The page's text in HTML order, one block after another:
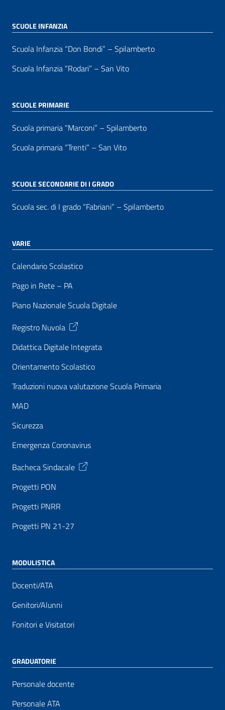
SCUOLE INFANZIA
Scuola Infanzia “Don Bondi” – Spilamberto
Scuola Infanzia “Rodari” – San Vito
SCUOLE PRIMARIE
Scuola primaria “Marconi” – Spilamberto
Scuola primaria “Trenti” – San Vito
SCUOLE SECONDARIE DI I GRADO
Scuola sec. di I grado “Fabriani” – Spilamberto
VARIE
Calendario Scolastico
Pago in Rete – PA
Piano Nazionale Scuola Digitale
Registro Nuvola
Didattica Digitale Integrata
Orientamento Scolastico
Traduzioni nuova valutazione Scuola Primaria
MAD
Sicurezza
Emergenza Coronavirus
Bacheca Sindacale
Progetti PON
Progetti PNRR
Progetti PN 21-27
MODULISTICA
Docenti/ATA
Genitori/Alunni
Fonitori e Visitatori
GRADUATORIE
Personale docente
Personale ATA